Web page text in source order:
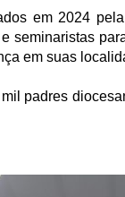
em 2024
seminaristas
em suas
padres